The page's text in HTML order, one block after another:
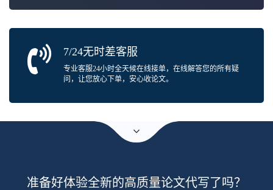
7/24无时差客服
专业客服24小时全天候在线接单，在线解答您的所有疑
问，让您放心下单，安心收论文。
准备好体验全新的高质量论文代写了吗？